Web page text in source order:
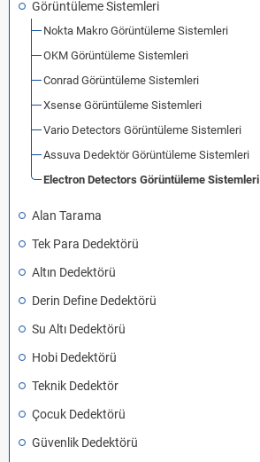
Görüntüleme Sistemleri
Nokta Makro Görüntüleme Sistemleri
OKM Görüntüleme Sistemleri
Conrad Görüntüleme Sistemleri
Xsense Görüntüleme Sistemleri
Vario Detectors Görüntüleme Sistemleri
Assuva Dedektör Görüntüleme Sistemleri
Electron Detectors Görüntüleme Sistemleri
Alan Tarama
Tek Para Dedektörü
Altın Dedektörü
Derin Define Dedektörü
Su Altı Dedektörü
Hobi Dedektörü
Teknik Dedektör
Çocuk Dedektörü
Güvenlik Dedektörü